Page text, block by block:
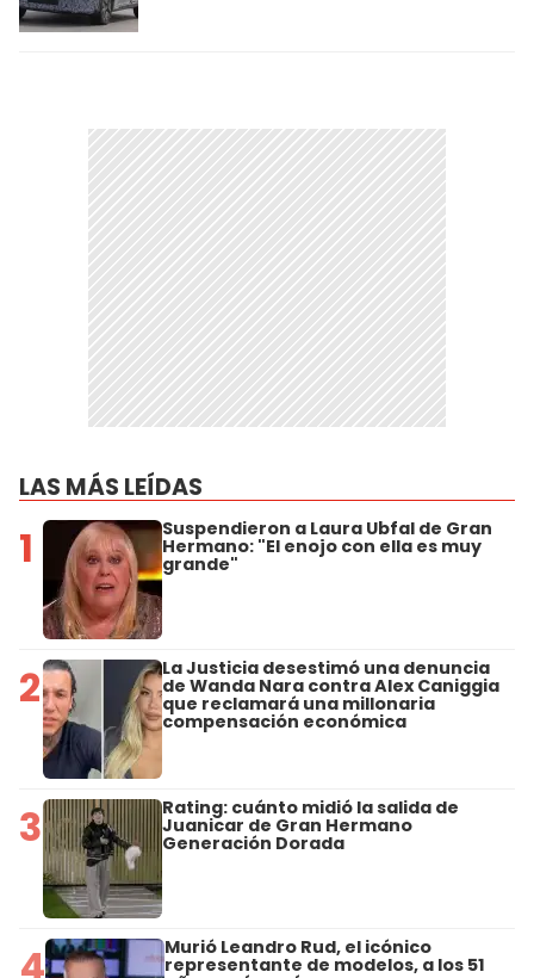
LAS MÁS LEÍDAS
1 Suspendieron a Laura Ubfal de Gran
Hermano: "El enojo con ella es muy
grande"
2 La Justicia desestimó una denuncia
de Wanda Nara contra Alex Caniggia
que reclamará una millonaria
compensación económica
3 Rating: cuánto midió la salida de
Juanicar de Gran Hermano
Generación Dorada
4 Murió Leandro Rud, el icónico
representante de modelos, a los 51